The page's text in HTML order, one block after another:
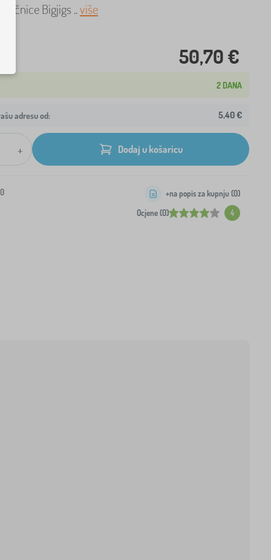
tračnice Bigjigs ..više
50,70 €
2 DANA
adresu od: 5,40 €
+ Dodaj u košaricu
Ocjene (0) 4
+na popis za kupnju (0)